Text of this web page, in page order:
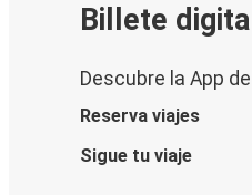
Billete
Descubre la App
Reserva viajes
Sigue tu viaje